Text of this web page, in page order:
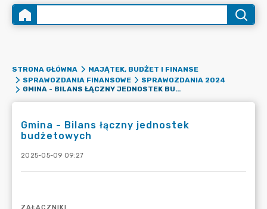
STRONA GŁÓWNA
MAJĄTEK, BUDŻET I FINANSE
SPRAWOZDANIA FINANSOWE
SPRAWOZDANIA 2024
GMINA - BILANS ŁĄCZNY JEDNOSTEK BUDŻETOWYCH
Gmina - Bilans łączny jednostek
budżetowych
2025-05-09 09:27